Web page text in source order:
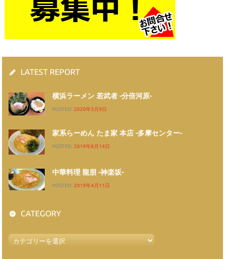
LATEST REPORT
横浜ラーメン 若武者 -分倍河原-
POSTED: 2020年3月9日
家系らーめん たま家 本店 -多摩センター-
POSTED: 2019年8月14日
中華料理 龍朋 -神楽坂-
POSTED: 2019年4月11日
CATEGORY